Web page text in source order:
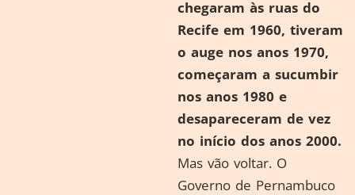
chegaram às ruas do
Recife em 1960, tiveram
o auge nos anos 1970,
começaram a sucumbir
nos anos 1980 e
desapareceram de vez
no início dos anos 2000.
Mas vão voltar. O
Governo de Pernambuco